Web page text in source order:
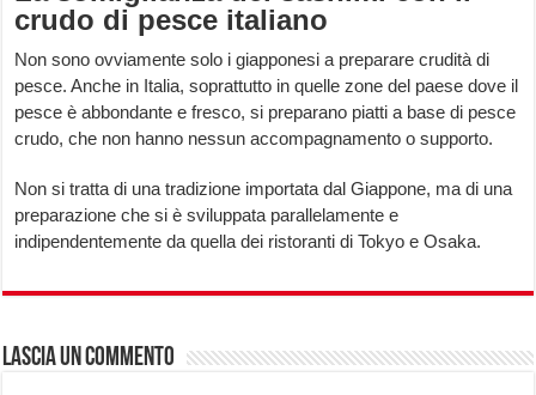
crudo di pesce italiano
Non sono ovviamente solo i giapponesi a preparare crudità di
pesce. Anche in Italia, soprattutto in quelle zone del paese dove il
pesce è abbondante e fresco, si preparano piatti a base di pesce
crudo, che non hanno nessun accompagnamento o supporto.
Non si tratta di una tradizione importata dal Giappone, ma di una
preparazione che si è sviluppata parallelamente e
indipendentemente da quella dei ristoranti di Tokyo e Osaka.
Lascia un commento